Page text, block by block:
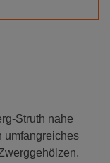
Struth nahe
umfangreiches